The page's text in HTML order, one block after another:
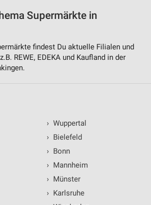
Supermärkte in
findest Du aktuelle Filialen und
REWE, EDEKA und Kaufland in der
› Wuppertal
› Bielefeld
› Bonn
› Mannheim
› Münster
› Karlsruhe